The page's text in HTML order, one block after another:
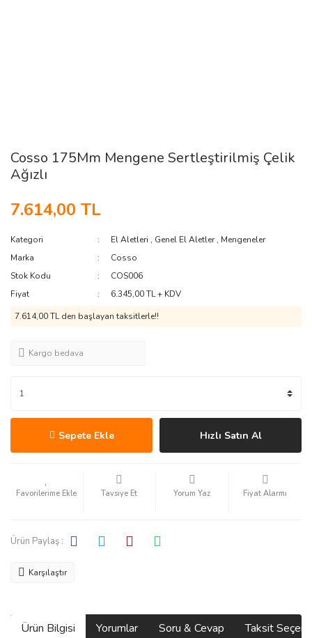
Cosso 175Mm Mengene Sertleştirilmiş Çelik
Ağızlı
7.614,00 TL
Kategori El Aletleri, Genel El Aletler, Mengeneler
Marka
Cosso
Stok Kodu
COS006
Fiyat
6.345,00 TL + KDV
7.614,00 TL den başlayan taksitlerle!!
Kargo bedava
Sepete Ekle Hızlı Satın Al
Tavsiye Et Yorum Yaz Fiyat Alarmı
Ürün Paylaş :
Karşılaştır
Ürün Bilgisi Yorumlar Soru & Cevap Taksit